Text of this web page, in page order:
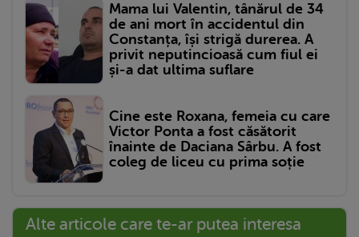
Mama lui Valentin, tânărul de 34
de ani mort în accidentul din
Constanța, își strigă durerea. A
privit neputincioasă cum fiul ei
și-a dat ultima suflare
Cine este Roxana, femeia cu care
Victor Ponta a fost căsătorit
înainte de Daciana Sârbu. A fost
coleg de liceu cu prima soție
Alte articole care te-ar putea interesa